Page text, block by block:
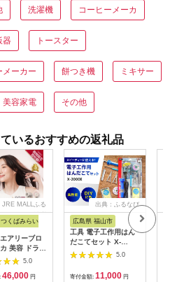
洗濯機 コーヒーメーカ
器 トースター
メーカー 餅つき機 ミキサー
美容家電 その他
いるおすすめの返礼品
JRE MALLふる
さと納税
くばみらい
アリーブロ
美容 ドライ
ケア 髪 エス
ラッピング
レゼント 母
5.0
46,000 円
出典：ふるなび
広島県 福山市
工具 電子工作用はん
だこてセット X-
2000E[BAEG004]工
5.0
寄付金額: 11,000 円